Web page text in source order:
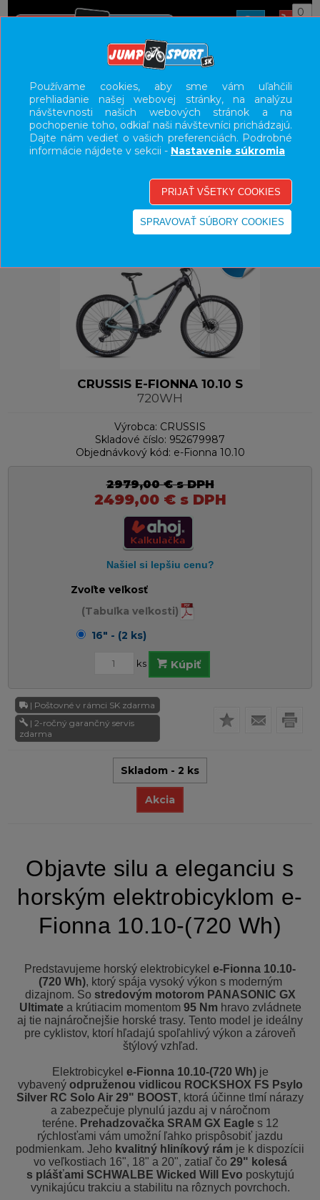
0
E-BIKE HORSKÉ HARDTAIL, PEVNÉ
UŽÍVATEĽSKÝ PANEL
KATEGÓRIE
HLAVNÉ MENU
VÝPREDAJ - VŠETKO
CRUSSIS E-FIONNA 10.10 S
720WH
Výrobca: CRUSSIS
Skladové číslo: 952679987
Objednávkový kód: e-Fionna 10.10
2979,00 €s DPH
2499,00 €s DPH
Zvoľte veľkosť
(Tabuľka veľkosti)
16" - (2 ks)
ks Kúpiť
| Poštovné v rámci SK zdarma
| 2-ročný garančný servis
zdarma
Skladom - 2 ks
Akcia
Objavte silu a eleganciu s
horským elektrobicyklom e-
Fionna 10.10-(720 Wh)
Predstavujeme horský elektrobicykel e-Fionna 10.10-
(720 Wh), ktorý spája vysoký výkon s moderným
dizajnom. So stredovým motorom PANASONIC GX
Ultimate a krútiacim momentom 95 Nm hravo zvládnete
aj tie najnáročnejšie horské trasy. Tento model je ideálny
pre cyklistov, ktorí hľadajú spoľahlivý výkon a zároveň
štýlový vzhľad.
Elektrobicykel e-Fionna 10.10-(720 Wh) je
vybavený odpruženou vidlicou ROCKSHOX FS Psylo
Silver RC Solo Air 29" BOOST, ktorá účinne tlmí nárazy
a zabezpečuje plynulú jazdu aj v náročnom
teréne. Prehadzovačka SRAM GX Eagle s 12
rýchlosťami vám umožní ľahko prispôsobiť jazdu
podmienkam. Jeho kvalitný hliníkový rám je k dispozícii
vo veľkostiach 16", 18" a 20", zatiaľ čo 29" kolesá
s plášťami SCHWALBE Wicked Will Evo poskytujú
vynikajúcu trakciu a stabilitu na rôznych povrchoch.
Používame cookies, aby sme vám uľahčili
prehliadanie našej webovej stránky, na analýzu
návštevnosti našich webových stránok a na
pochopenie toho, odkiaľ naši návštevníci prichádzajú.
Dajte nám vedieť o vašich preferenciách. Podrobné
informácie nájdete v sekcii - Nastavenie súkromia